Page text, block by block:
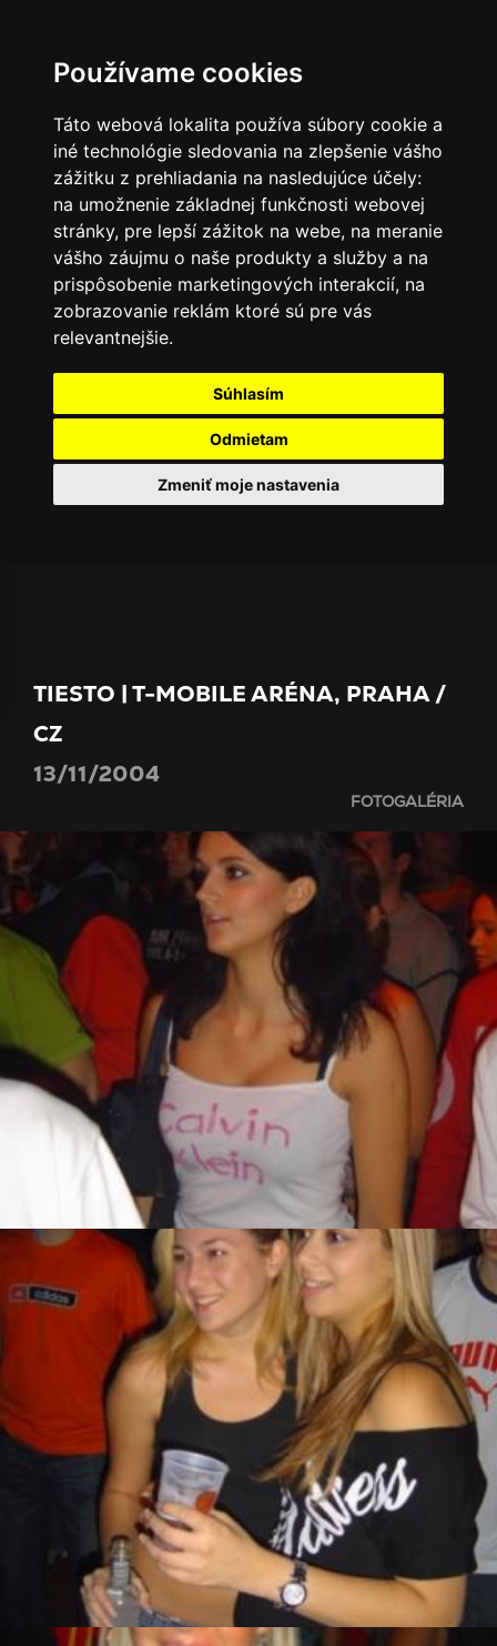
Používame cookies
Táto webová lokalita používa súbory cookie a
iné technológie sledovania na zlepšenie vášho
zážitku z prehliadania na nasledujúce účely:
na umožnenie základnej funkčnosti webovej
stránky, pre lepší zážitok na webe, na meranie
vášho záujmu o naše produkty a služby a na
prispôsobenie marketingových interakcií, na
zobrazovanie reklám ktoré sú pre vás
relevantnejšie.
Súhlasím
Odmietam
Zmeniť moje nastavenia
TIESTO | T-MOBILE ARÉNA, PRAHA /
CZ
13/11/2004
FOTOGALÉRIA